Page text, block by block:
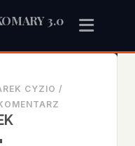
3.0
CYZIO /